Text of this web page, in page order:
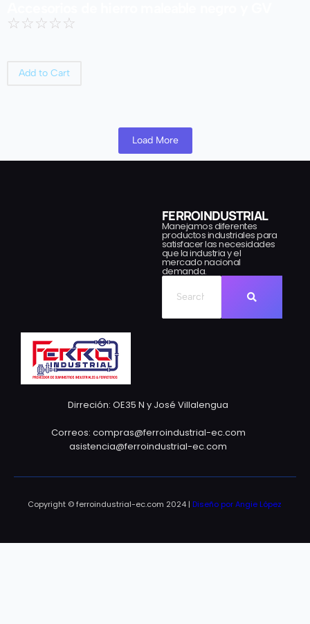
☆☆☆☆☆
Add to Cart
Load More
Dirreción: OE35 N y José Villalengua
Correos: compras@ferroindustrial-ec.com
asistencia@ferroindustrial-ec.com
FERROINDUSTRIAL
Manejamos diferentes
productos industriales para
satisfacer las necesidades
que la industria y el
mercado nacional
demanda.
Copyright © ferroindustrial-ec.com 2024 | Diseño por Angie López